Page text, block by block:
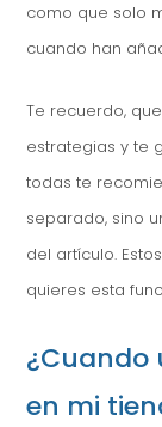
como que solo
cuando han
Te recuerdo,
estrategias y te
todas te
separado, sino
del artículo.
quieres esta
¿Cuando
en mi